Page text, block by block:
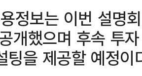
정보는 이번 설명
개했으며 후속 투
팅을 제공할 예정이